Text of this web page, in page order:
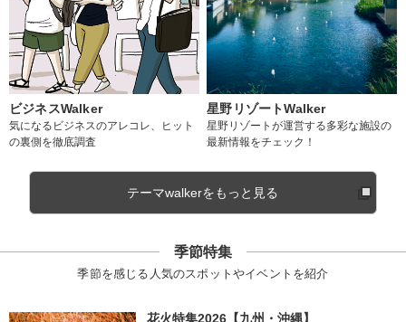
ビジネスWalker
気になるビジネスのアレコレ、ヒット
の裏側を徹底調査
星野リゾートWalker
星野リゾートが運営する多彩な施設の
最新情報をチェック！
テーマwalkerをもっと見る
季節特集
季節を感じる人気のスポットやイベントを紹介
花火特集2026【九州・沖縄】